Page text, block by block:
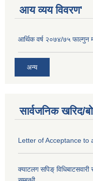
आय व्यय विवरण'
आर्थिक वर्ष २०७४/७५ फाल्गुन
अन्य
सार्वजनिक खरिद/
Letter of Acceptance to
क्याटलग सपिङ्